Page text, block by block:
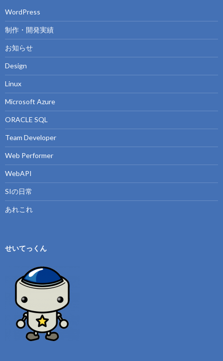
WordPress
制作・開発実績
お知らせ
Design
Linux
Microsoft Azure
ORACLE SQL
Team Developer
Web Performer
WebAPI
SIの日常
あれこれ
せいてっくん